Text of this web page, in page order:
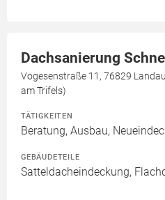
Dachsanierung Schnell
Vogesenstraße 11, 76829
am Trifels)
TÄTIGKEITEN
Beratung, Ausbau,
GEBÄUDETEILE
Satteldacheindeckung,